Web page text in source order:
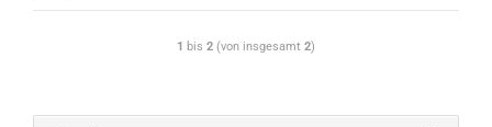
1 bis 2 (von insgesamt 2)